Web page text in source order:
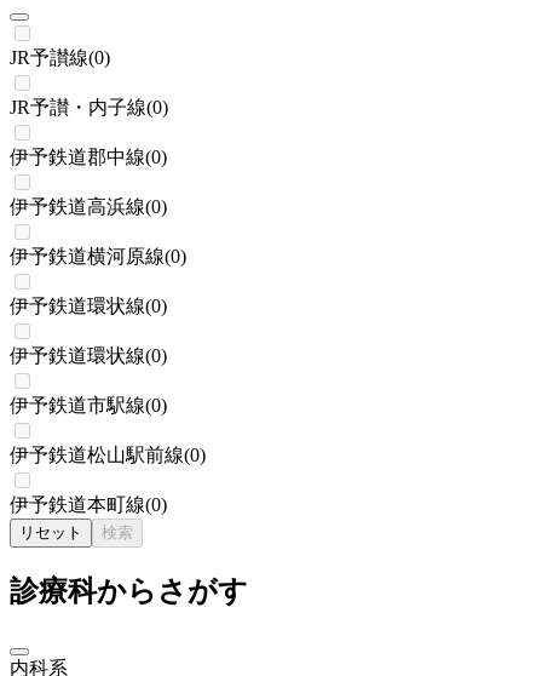
JR予讃線(0)
JR予讃・内子線(0)
伊予鉄道郡中線(0)
伊予鉄道高浜線(0)
伊予鉄道横河原線(0)
伊予鉄道環状線(0)
伊予鉄道環状線(0)
伊予鉄道市駅線(0)
伊予鉄道松山駅前線(0)
伊予鉄道本町線(0)
リセット 検索
診療科からさがす
内科系